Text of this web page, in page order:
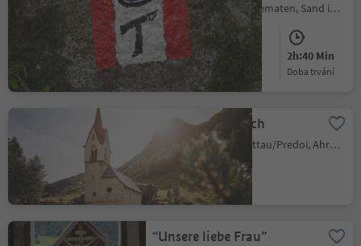
Caminata di Tures/Kematen, Sand in Taufers/Campo Tures, Ahrntal/Valle Aurina
Medium
Obtížnost
2h:40 Min
doba trvání
Holy Spirit Church
Casere/Kasern, Prettau/Predoi, Ahrntal/Valle Aurina
“Unsere liebe Frau”